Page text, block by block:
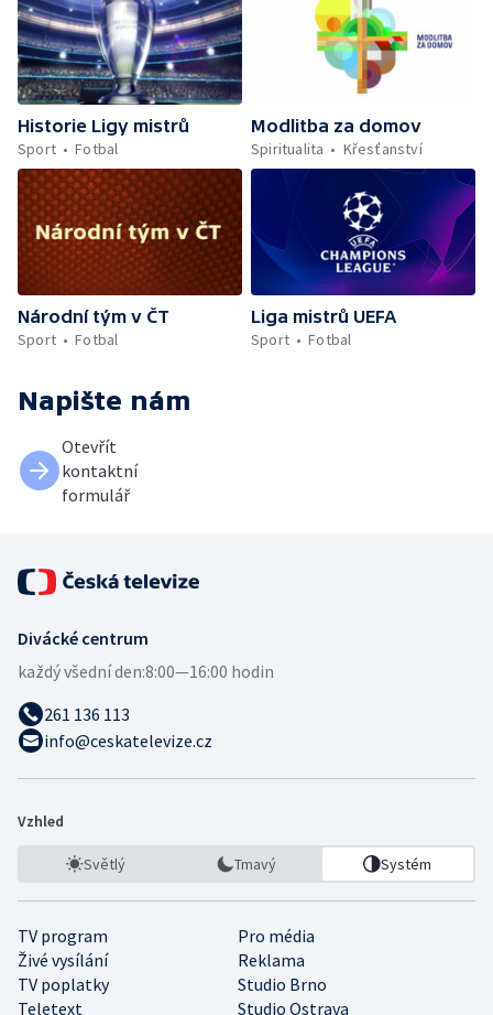
Historie Ligy mistrů
Sport
Fotbal
Modlitba za domov
Spiritualita
Křesťanství
Národní tým v ČT
Sport
Fotbal
Liga mistrů UEFA
Sport
Fotbal
Napište nám
Otevřít
kontaktní
formulář
Divácké centrum
každý všední den:8:00—16:00 hodin
261 136 113
info@ceskatelevize.cz
Vzhled
Světlý Tmavý Systém
TV program
Pro média
Živé vysílání
Reklama
TV poplatky
Studio Brno
Teletext
Studio Ostrava